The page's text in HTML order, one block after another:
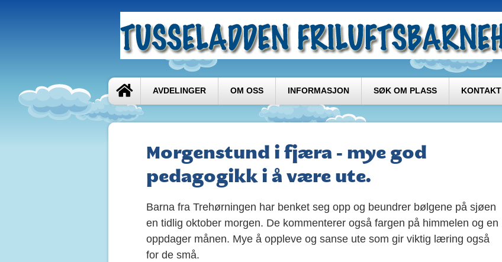
AVDELINGER OM OSS INFORMASJON SØK OM PLASS KONTAKT
Morgenstund i fjæra - mye god
pedagogikk i å være ute.
Barna fra Trehørningen har benket seg opp og beundrer bølgene på sjøen
en tidlig oktober morgen. De kommenterer også fargen på himmelen og en
oppdager månen. Mye å oppleve og sanse ute som gir viktig læring også
for de små.